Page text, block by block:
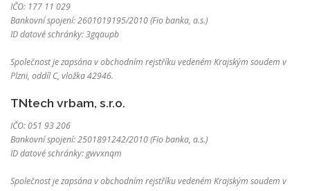
IČO: 177 11 029
Bankovní spojení: 2601019195/2010 (Fio banka, a.s.)
ID datové schránky: 3gqaupb
Společnost je zapsána v obchodním rejstříku vedeném Krajským soudem v
Plzni, oddíl C, vložka 42946.
TNtech vrbam, s.r.o.
IČO: 051 93 206
Bankovní spojení: 2501891242/2010 (Fio banka, a.s.)
ID datové schránky: gwvxnqm
Společnost je zapsána v obchodním rejstříku vedeném Krajským soudem v